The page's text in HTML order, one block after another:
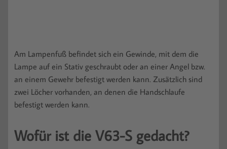
Am Lampenfuß befindet sich ein Gewinde, mit dem die
Lampe auf ein Stativ geschraubt oder an einer Angel bzw.
an einem Gewehr befestigt werden kann. Zusätzlich sind
zwei Löcher vorhanden, an denen die Handschlaufe
befestigt werden kann.
Wofür ist die V63-S gedacht?